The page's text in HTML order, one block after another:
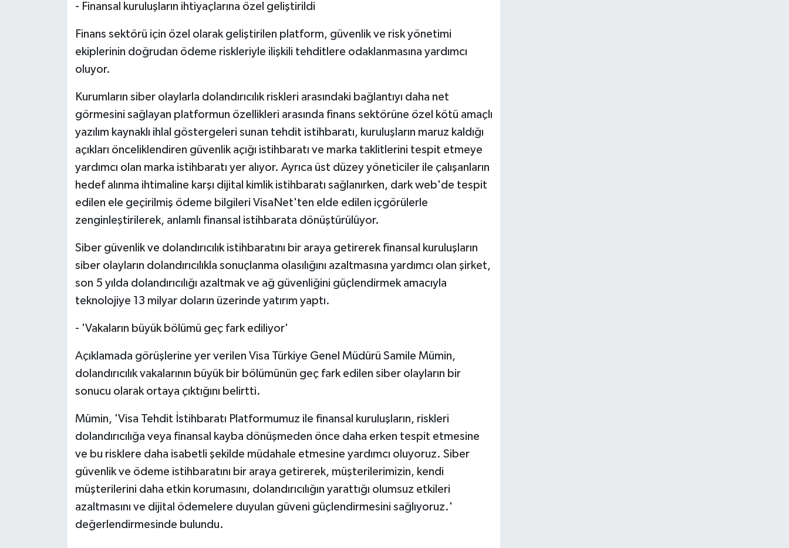
- Finansal kuruluşların ihtiyaçlarına özel geliştirildi
Finans sektörü için özel olarak geliştirilen platform, güvenlik ve risk yönetimi
ekiplerinin doğrudan ödeme riskleriyle ilişkili tehditlere odaklanmasına yardımcı
oluyor.
Kurumların siber olaylarla dolandırıcılık riskleri arasındaki bağlantıyı daha net
görmesini sağlayan platformun özellikleri arasında finans sektörüne özel kötü amaçlı
yazılım kaynaklı ihlal göstergeleri sunan tehdit istihbaratı, kuruluşların maruz kaldığı
açıkları önceliklendiren güvenlik açığı istihbaratı ve marka taklitlerini tespit etmeye
yardımcı olan marka istihbaratı yer alıyor. Ayrıca üst düzey yöneticiler ile çalışanların
hedef alınma ihtimaline karşı dijital kimlik istihbaratı sağlanırken, dark web'de tespit
edilen ele geçirilmiş ödeme bilgileri VisaNet'ten elde edilen içgörülerle
zenginleştirilerek, anlamlı finansal istihbarata dönüştürülüyor.
Siber güvenlik ve dolandırıcılık istihbaratını bir araya getirerek finansal kuruluşların
siber olayların dolandırıcılıkla sonuçlanma olasılığını azaltmasına yardımcı olan şirket,
son 5 yılda dolandırıcılığı azaltmak ve ağ güvenliğini güçlendirmek amacıyla
teknolojiye 13 milyar doların üzerinde yatırım yaptı.
- 'Vakaların büyük bölümü geç fark ediliyor'
Açıklamada görüşlerine yer verilen Visa Türkiye Genel Müdürü Samile Mümin,
dolandırıcılık vakalarının büyük bir bölümünün geç fark edilen siber olayların bir
sonucu olarak ortaya çıktığını belirtti.
Mümin, 'Visa Tehdit İstihbaratı Platformumuz ile finansal kuruluşların, riskleri
dolandırıcılığa veya finansal kayba dönüşmeden önce daha erken tespit etmesine
ve bu risklere daha isabetli şekilde müdahale etmesine yardımcı oluyoruz. Siber
güvenlik ve ödeme istihbaratını bir araya getirerek, müşterilerimizin, kendi
müşterilerini daha etkin korumasını, dolandırıcılığın yarattığı olumsuz etkileri
azaltmasını ve dijital ödemelere duyulan güveni güçlendirmesini sağlıyoruz.'
değerlendirmesinde bulundu.